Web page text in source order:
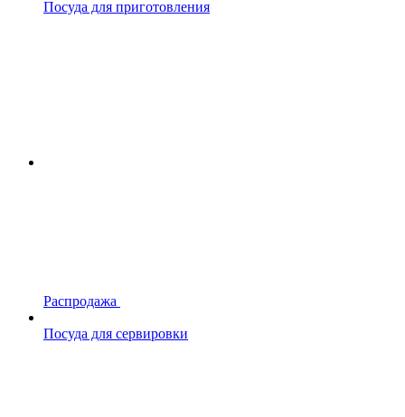
Посуда для приготовления
Распродажа
Посуда для сервировки